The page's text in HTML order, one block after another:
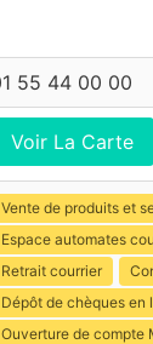
55 44 00 00
Voir La Carte
Vente de produits et
Espace automates
Retrait courrier
Dépôt de chèques
Ouverture de compte